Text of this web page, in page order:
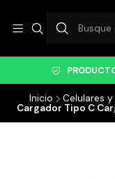
Inicio Celulares
Cargador Tipo C